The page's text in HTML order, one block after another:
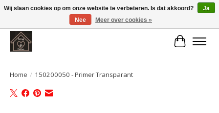
Large selection of products and fast shipping!
Home / 150200050 - Primer Transparant
Wij slaan cookies op om onze website te verbeteren. Is dat akkoord?
Ja
Nee
Meer over cookies »